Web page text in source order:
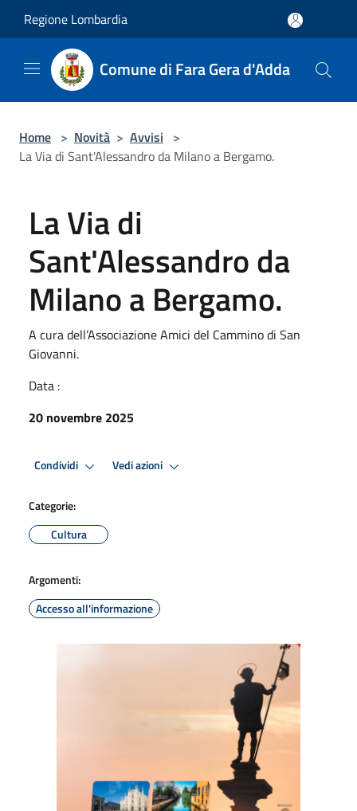
Regione Lombardia
Comune di Fara Gera d'Adda
Home > Novità > Avvisi >
La Via di Sant'Alessandro da Milano a Bergamo.
La Via di
Sant'Alessandro da
Milano a Bergamo.
A cura dell’Associazione Amici del Cammino di San
Giovanni.
Data :
20 novembre 2025
Condividi Vedi azioni
Categorie:
Cultura
Argomenti:
Accesso all'informazione